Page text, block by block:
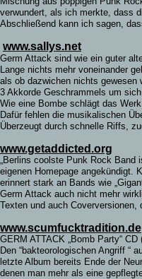
verwundert, als ich merkte, dass
Abschließend kann ich sagen,
www.sallys.net
Germ Attack sind wie ein guter
Lange nichts mehr voneinander
als ob dazwichen nichts gewesen
3 Akkorde Geschrammels um
Wie eine Bombe schlägt das
Dafür fehlen die musikalischen
Überzeugt durch schnelle Riffs,
www.getaddicted.org
„Berlins coolste Punk Rock Band
eigenen Homepage angekündigt.
erinnert stark an Bands wie
Germ Attack auch nicht mehr
Texten und auch
www.scumfucktradition.de
GERM ATTACK „Bomb Party“
Den “bakteorologischen Angriff “
letzte Album bereits Ende der
denen man mehr als eine